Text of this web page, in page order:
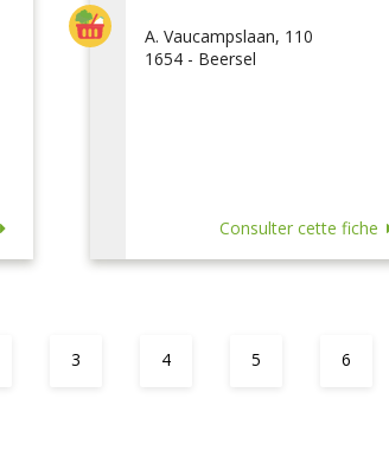
A. Vaucampslaan, 110
1654 - Beersel
Consulter cette fiche
3 4 5 6